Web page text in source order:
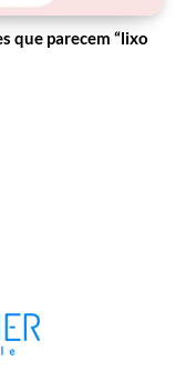
que parecem “lixo